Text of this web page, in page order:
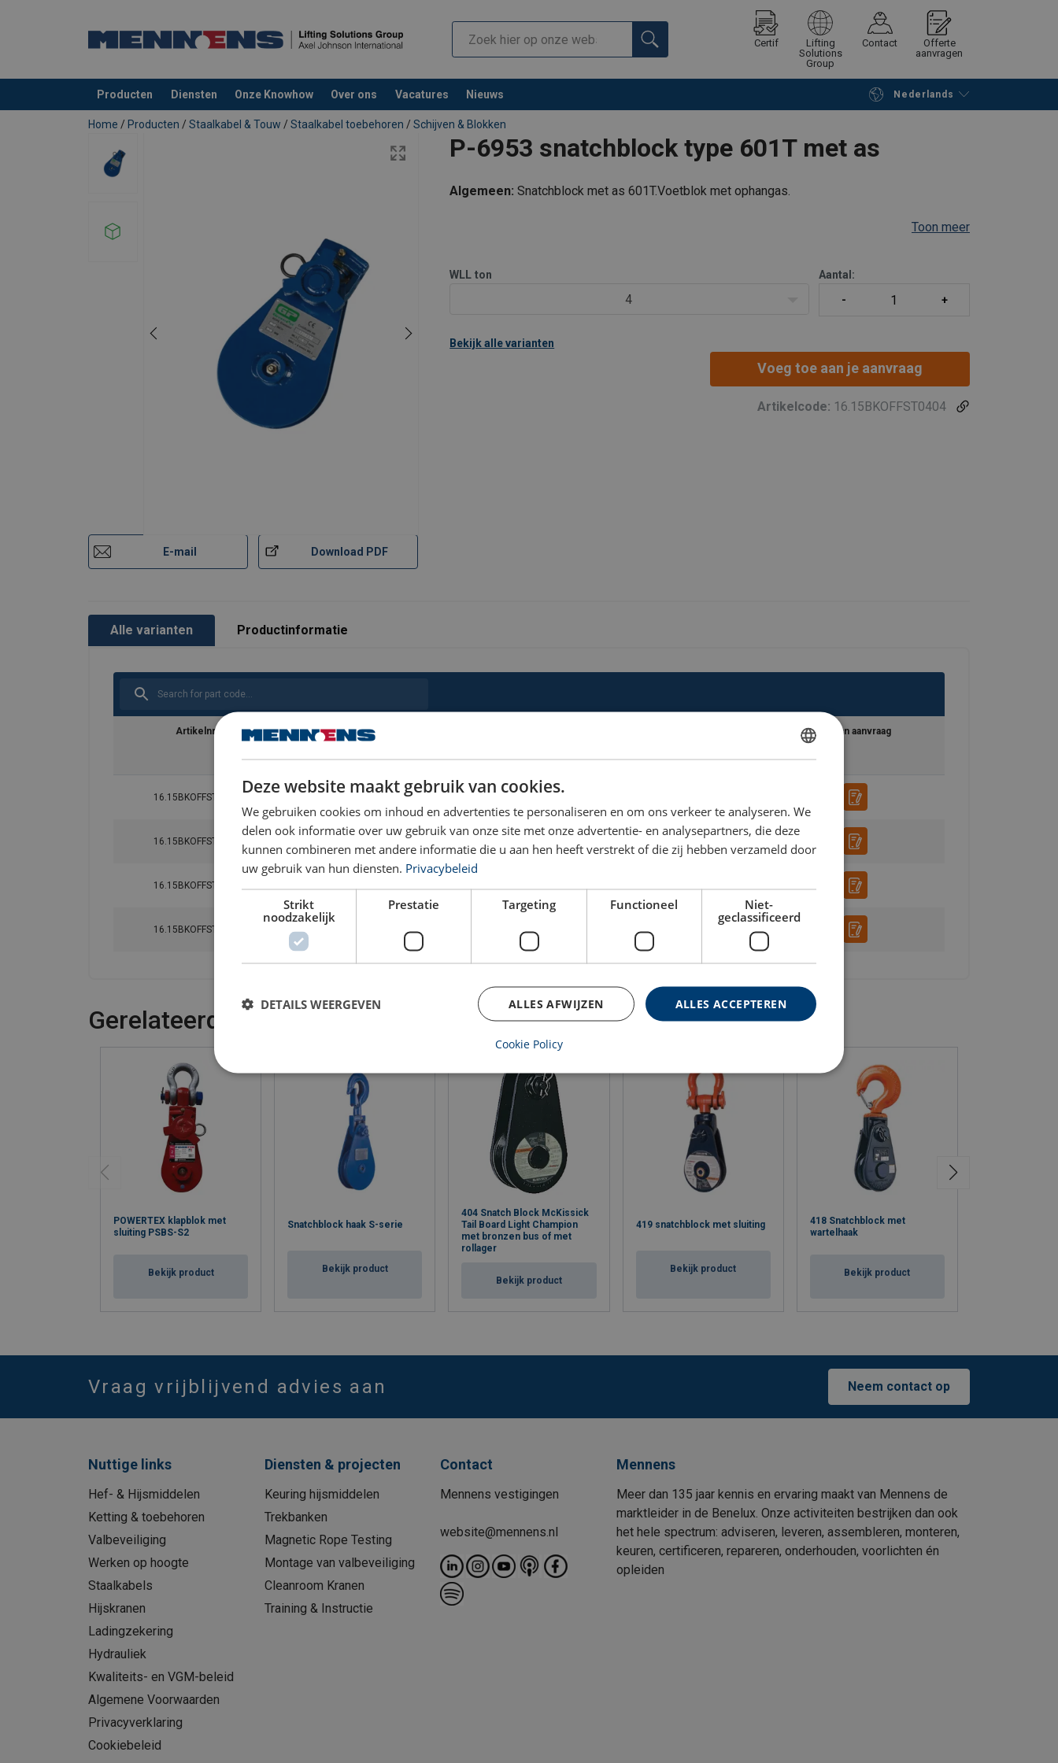
Certif
Lifting
Solutions
Group
Contact
Offerte
aanvragen
Producten Diensten Onze Knowhow Over ons Vacatures Nieuws Nederlands
toegevoegd aan uw offerte Verder winkelen Vraag offerte aan
Home / Producten / Staalkabel & Touw / Staalkabel toebehoren / Schijven & Blokken
P-6953 snatchblock type 601T met as
E-mail Download PDF
Algemeen:Snatchblock met as 601T.Voetblok met ophangas.
Toon meer
WLL ton
4
Aantal:
Bekijk alle varianten
Voeg toe aan je aanvraag
Artikelcode: 16.15BKOFFST0404
Alle varianten Productinformatie
Artikelnr.
KabelØ
mm
WLL
Toevoegen aan aanvraag
16.15BKOFFST0404 115
16.15BKOFFST0608
16.15BKOFFST0808
16.15BKOFFST1008 20-22 254
Gerelateerde producten
POWERTEX klapblok met
sluiting PSBS-S2
Bekijk product
Snatchblock haak S-serie
Bekijk product
404 Snatch Block McKissick
Tail Board Light Champion
met bronzen bus of met
rollager
Bekijk product
419 snatchblock met sluiting
Bekijk product
418 Snatchblock met
wartelhaak
Bekijk product
Vraag vrijblijvend advies aan Neem contact op
Nuttige links
Hef- & Hijsmiddelen
Ketting & toebehoren
Valbeveiliging
Werken op hoogte
Staalkabels
Hijskranen
Ladingzekering
Hydrauliek
Kwaliteits- en VGM-beleid
Algemene Voorwaarden
Privacyverklaring
Cookiebeleid
Diensten & projecten
Keuring hijsmiddelen
Trekbanken
Magnetic Rope Testing
Montage van valbeveiliging
Cleanroom Kranen
Training & Instructie
Contact
Mennens vestigingen
website@mennens.nl
Mennens
Meer dan 135 jaar kennis en ervaring maakt van Mennens de
marktleider in de Benelux. Onze activiteiten bestrijken dan ook
het hele spectrum: adviseren, leveren, assembleren, monteren,
keuren, certificeren, repareren, onderhouden, voorlichten én
opleiden
DUTCH
Deze website maakt gebruik van cookies.
We gebruiken cookies om inhoud en advertenties te personaliseren en om ons verkeer te analyseren. We
delen ook informatie over uw gebruik van onze site met onze advertentie- en analysepartners, die deze
kunnen combineren met andere informatie die u aan hen heeft verstrekt of die zij hebben verzameld door
uw gebruik van hun diensten. Privacybeleid
Strikt
noodzakelijk
Prestatie Targeting Functioneel
Niet-
geclassificeerd
ALLES ACCEPTEREN
ALLES AFWIJZEN
DETAILS WEERGEVEN
Cookie Policy